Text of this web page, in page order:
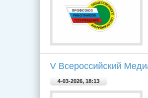
V Всероссийский
4-03-2026, 18:13